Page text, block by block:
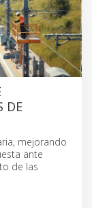
DE
mejorando
ante
de las